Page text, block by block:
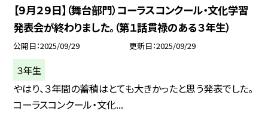
【９月２９日】（舞台部門）コーラスコンクール・文化学習
発表会が終わりました。（第１話貫禄のある３年生）
公開日 2025/09/29 更新日 2025/09/29
３年生
やはり、３年間の蓄積はとても大きかったと思う発表でした。
コーラスコンクール・文化...